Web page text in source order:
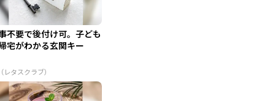
不要で後付け可。子ども
宅がわかる玄関キー
レタスクラブ）